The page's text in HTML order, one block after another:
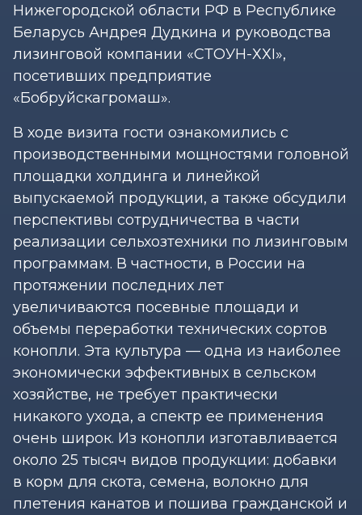
Нижегородской области РФ в Республике
Беларусь Андрея Дудкина и руководства
лизинговой компании «СТОУН-ХХI»,
посетивших предприятие
«Бобруйскагромаш».
В ходе визита гости ознакомились с
производственными мощностями головной
площадки холдинга и линейкой
выпускаемой продукции, а также обсудили
перспективы сотрудничества в части
реализации сельхозтехники по лизинговым
программам. В частности, в России на
протяжении последних лет
увеличиваются посевные площади и
объемы переработки технических сортов
конопли. Эта культура — одна из наиболее
экономически эффективных в сельском
хозяйстве, не требует практически
никакого ухода, а спектр ее применения
очень широк. Из конопли изготавливается
около 25 тысяч видов продукции: добавки
в корм для скота, семена, волокно для
плетения канатов и пошива гражданской и